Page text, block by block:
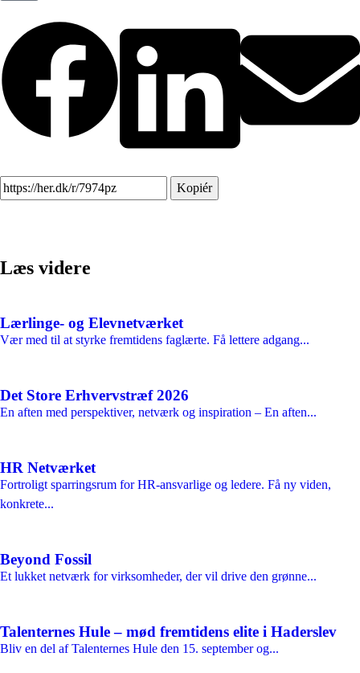
Kopiér
Læs videre
Lærlinge- og Elevnetværket
Vær med til at styrke fremtidens faglærte. Få lettere adgang...
Det Store Erhvervstræf 2026
En aften med perspektiver, netværk og inspiration – En aften...
HR Netværket
Fortroligt sparringsrum for HR-ansvarlige og ledere. Få ny viden,
konkrete...
Beyond Fossil
Et lukket netværk for virksomheder, der vil drive den grønne...
Talenternes Hule – mød fremtidens elite i Haderslev
Bliv en del af Talenternes Hule den 15. september og...